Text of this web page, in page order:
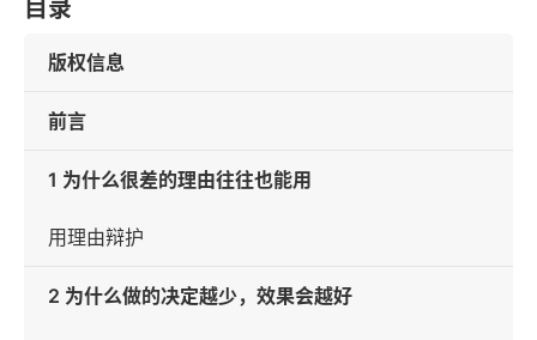
目录
版权信息
前言
1 为什么很差的理由往往也能用
用理由辩护
2 为什么做的决定越少，效果会越好